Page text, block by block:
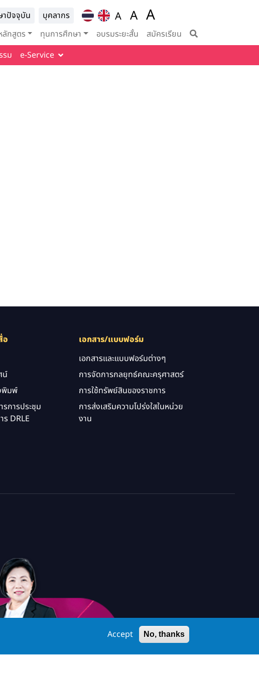
for
ปัจจุบัน บุคลากร
A
Set font size to 100%
A
Set font size to 125%
A
Set font size to
navigation
ลักสูตร ทุนการศึกษา อบรมระยะสั้น
สมัครเรียน
รม e-Service
อ
น์
พิมพ์
รการประชุม
ร DRLE
เอกสาร/แบบฟอร์ม
เอกสารและแบบฟอร์มต่างๆ
การจัดการกลยุทธ์คณะครุศาสตร์
การใช้ทรัพย์สินของราชการ
การส่งเสริมความโปร่งใสในหน่วย
งาน
Accept No, thanks